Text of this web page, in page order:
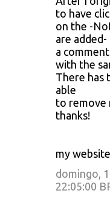
to have
on the -
are
a
with the
There has
able
to remove
thanks!
my
domingo,
22:05:00